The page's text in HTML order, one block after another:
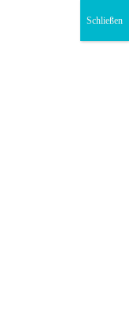
Schließen